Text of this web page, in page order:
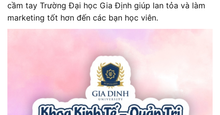
cầm tay Trường Đại học Gia Định giúp lan tỏa và làm
marketing tốt hơn đến các bạn học viên.